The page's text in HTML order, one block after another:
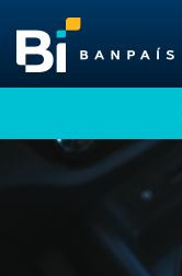
¡No te pierdas
Suscríbete a nuestro
electrónico, las